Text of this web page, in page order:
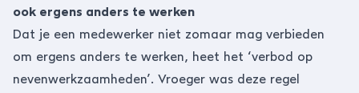
ook ergens anders te werken
Dat je een medewerker niet zomaar mag verbieden
om ergens anders te werken, heet het ‘verbod op
nevenwerkzaamheden’. Vroeger was deze regel